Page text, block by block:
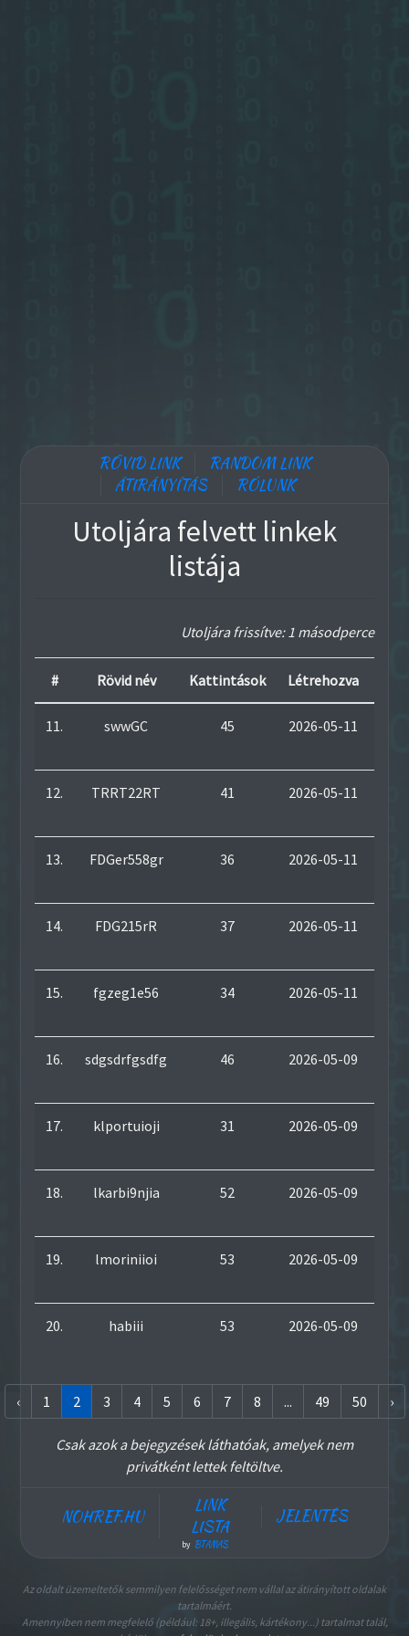
RÖVID LINK
RANDOM LINK
ÁTIRÁNYÍTÁS
RÓLUNK
Utoljára felvett linkek
listája
Utoljára frissítve: 1 másodperce
# Rövid név Kattintások Létrehozva
11. swwGC 45 2026-05-11
12. TRRT22RT 41 2026-05-11
13. FDGer558gr 36 2026-05-11
14. FDG215rR 37 2026-05-11
15. fgzeg1e56 34 2026-05-11
16. sdgsdrfgsdfg 46 2026-05-09
17. klportuioji 31 2026-05-09
18. lkarbi9njia 52 2026-05-09
19. lmoriniioi 53 2026-05-09
20. habiii 53 2026-05-09
‹ 1 2 3 4 5 6 7 8 ... 49 50 ›
Csak azok a bejegyzések láthatóak, amelyek nem
privátként lettek feltöltve.
NOHREF.HU
LINK
LISTA
JELENTÉS
by BTAMAS
Az oldalt üzemeltetők semmilyen felelősséget nem vállal az átirányított oldalak
tartalmáért.
Amennyiben nem megfelelő (például: 18+, illegális, kártékony...) tartalmat talál,